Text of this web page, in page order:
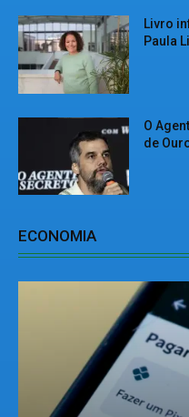
Livro
Paula
O
de
ECONOMIA